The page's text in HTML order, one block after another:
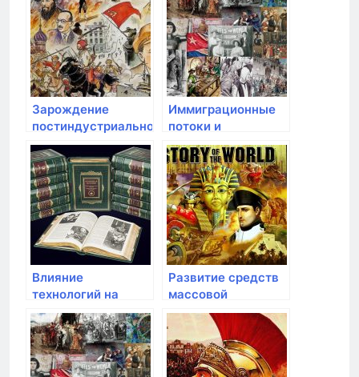
Зарождение
постиндустриальной
эпохи
Иммиграционные
потоки и
интеркультурные
взаимодействия
Влияние
технологий на
современную
эпоху
Развитие средств
массовой
информации и
свобода слова